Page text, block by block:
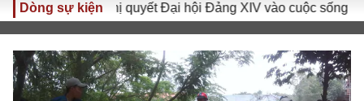
Dòng sự kiện
Đưa Nghị quyết Đại hội Đảng XIV vào cuộc sống